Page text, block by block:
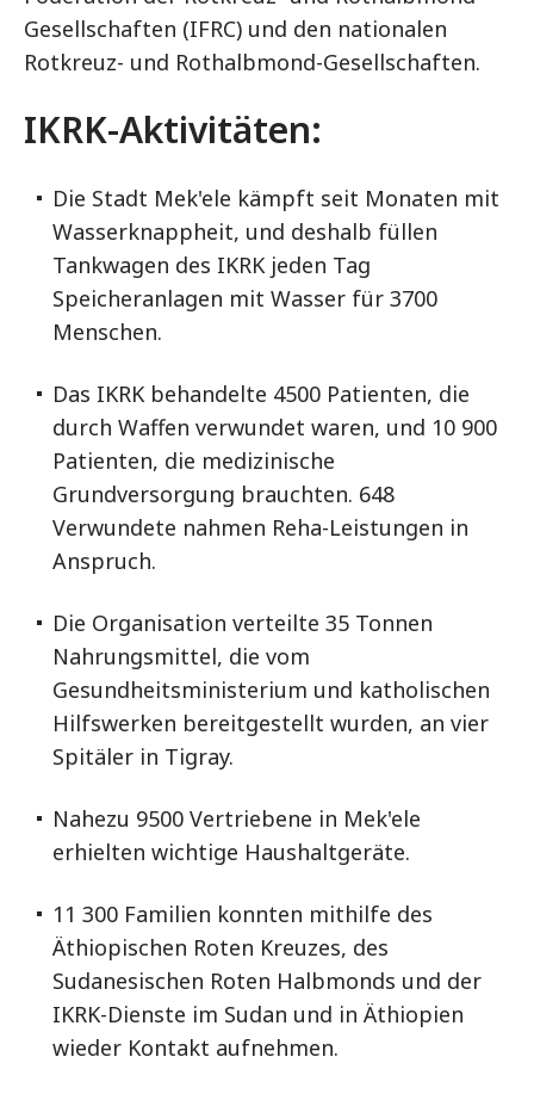
Gesellschaften (IFRC) und den nationalen
Rotkreuz- und Rothalbmond-Gesellschaften.
IKRK-Aktivitäten:
Die Stadt Mek'ele kämpft seit Monaten mit
Wasserknappheit, und deshalb füllen
Tankwagen des IKRK jeden Tag
Speicheranlagen mit Wasser für 3700
Menschen.
Das IKRK behandelte 4500 Patienten, die
durch Waffen verwundet waren, und 10 900
Patienten, die medizinische
Grundversorgung brauchten. 648
Verwundete nahmen Reha-Leistungen in
Anspruch.
Die Organisation verteilte 35 Tonnen
Nahrungsmittel, die vom
Gesundheitsministerium und katholischen
Hilfswerken bereitgestellt wurden, an vier
Spitäler in Tigray.
Nahezu 9500 Vertriebene in Mek'ele
erhielten wichtige Haushaltgeräte.
11 300 Familien konnten mithilfe des
Äthiopischen Roten Kreuzes, des
Sudanesischen Roten Halbmonds und der
IKRK-Dienste im Sudan und in Äthiopien
wieder Kontakt aufnehmen.